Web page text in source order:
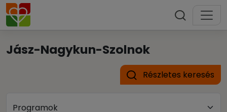
Jász-Nagykun-Szolnok
Részletes keresés